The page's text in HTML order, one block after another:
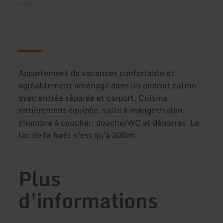
Appartement de vacances confortable et
agréablement aménagé dans un endroit calme
avec entrée séparée et carport. Cuisine
entièrement équipée, salle à manger/salon,
chambre à coucher, douche/WC et débarras. Le
lac de la forêt n'est qu'à 300m.
Plus
d'informations